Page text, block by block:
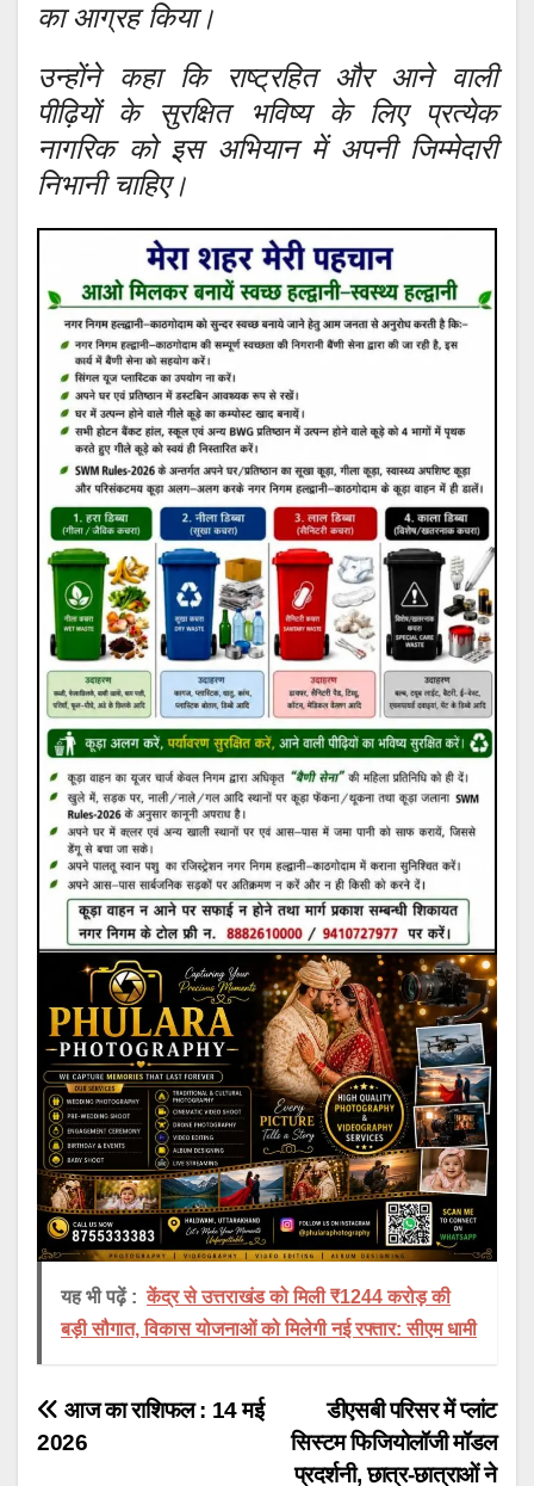
का आग्रह किया।
उन्होंने कहा कि राष्ट्रहित और आने वाली
पीढ़ियों के सुरक्षित भविष्य के लिए प्रत्येक
नागरिक को इस अभियान में अपनी जिम्मेदारी
निभानी चाहिए।
यह भी पढ़ें : केंद्र से उत्तराखंड को मिली ₹1244 करोड़ की
बड़ी सौगात, विकास योजनाओं को मिलेगी नई रफ्तार: सीएम धामी
Post
डीएसबी परिसर में प्लांट
सिस्टम फिजियोलॉजी मॉडल
प्रदर्शनी, छात्र-छात्राओं ने
आज का राशिफल : 14 मई
2026